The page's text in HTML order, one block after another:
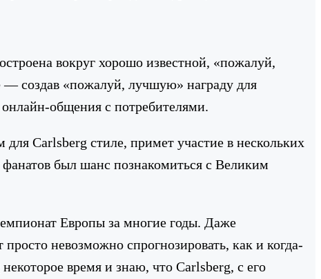
вокруг хорошо известной, «пожалуй,
— создав «пожалуй, лучшую» награду для
общения с потребителями.
Carlsberg стиле, примет участие в нескольких
был шанс познакомиться с Великим
Европы за многие годы. Даже
невозможно спрогнозировать, как и когда-
время и знаю, что Carlsberg, с его